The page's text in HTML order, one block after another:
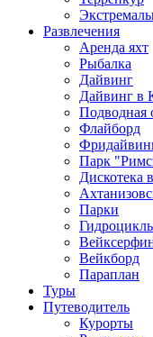
Развлечения
Аренда яхт
Рыбалка
Дайвинг
Дайвинг в
Подводная
Флайборд
Парк
Дискотека
Парки
Вейкборд
Параплан
Туры
Путеводитель
Курорты